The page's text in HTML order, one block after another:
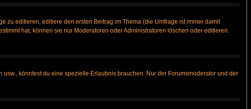
zu editieren, editiere den ersten Beitrag im Thema (die Umfrage ist immer damit
hat, können sie nur Moderatoren oder Administratoren löschen oder editieren.
könntest du eine spezielle Erlaubnis brauchen. Nur der Forumsmoderator und der